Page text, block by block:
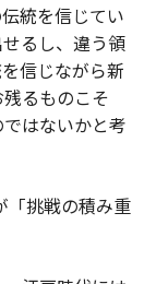
統を信じてい
るし、違う領
信じながら新
るものこそ
はないかと考
「挑戦の積み重